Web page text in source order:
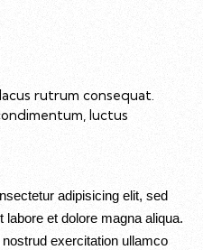
rutrum consequat.
luctus
adipisicing elit, sed
et dolore magna aliqua.
exercitation ullamco